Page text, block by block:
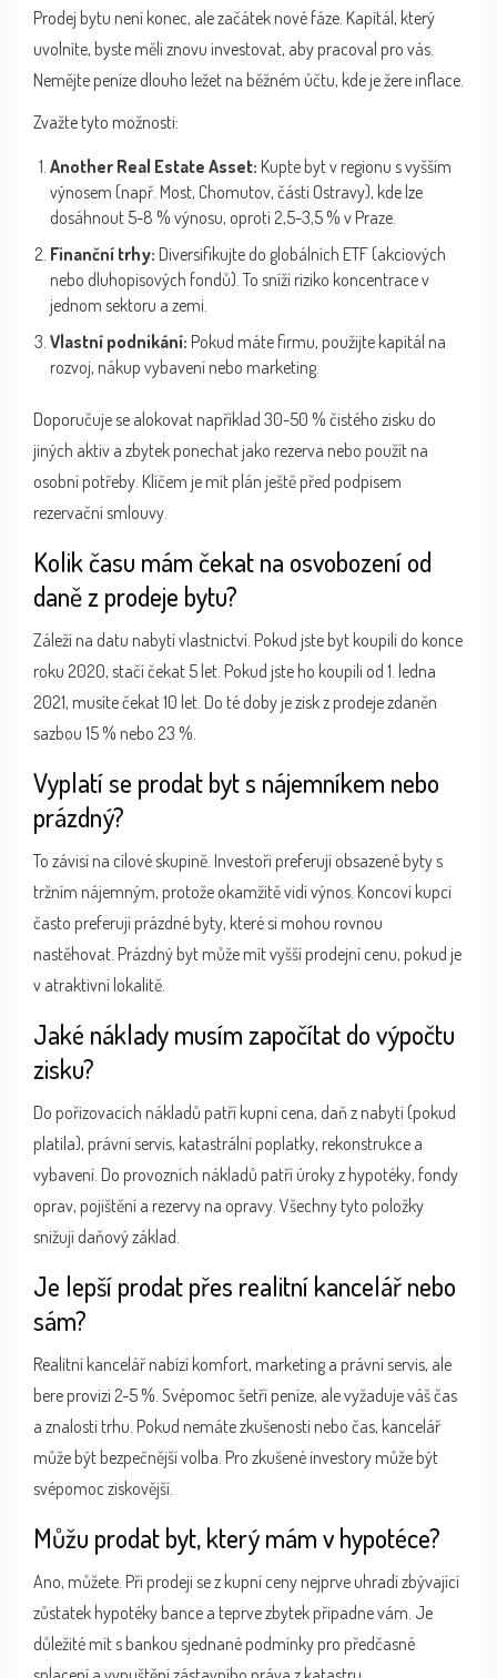
Prodej bytu není konec, ale začátek nové fáze. Kapitál, který
uvolníte, byste měli znovu investovat, aby pracoval pro vás.
Nemějte peníze dlouho ležet na běžném účtu, kde je žere inflace.
Zvažte tyto možnosti:
Another Real Estate Asset: Kupte byt v regionu s vyšším
výnosem (např. Most, Chomutov, části Ostravy), kde lze
dosáhnout 5-8 % výnosu, oproti 2,5-3,5 % v Praze.
Finanční trhy: Diversifikujte do globálních ETF (akciových
nebo dluhopisových fondů). To sníží riziko koncentrace v
jednom sektoru a zemi.
Vlastní podnikání: Pokud máte firmu, použijte kapitál na
rozvoj, nákup vybavení nebo marketing.
Doporučuje se alokovat například 30-50 % čistého zisku do
jiných aktiv a zbytek ponechat jako rezerva nebo použít na
osobní potřeby. Klíčem je mít plán ještě před podpisem
rezervační smlouvy.
Kolik času mám čekat na osvobození od
daně z prodeje bytu?
Záleží na datu nabytí vlastnictví. Pokud jste byt koupili do konce
roku 2020, stačí čekat 5 let. Pokud jste ho koupili od 1. ledna
2021, musíte čekat 10 let. Do té doby je zisk z prodeje zdaněn
sazbou 15 % nebo 23 %.
Vyplatí se prodat byt s nájemníkem nebo
prázdný?
To závisí na cílové skupině. Investoři preferují obsazené byty s
tržním nájemným, protože okamžitě vidí výnos. Koncoví kupci
často preferují prázdné byty, které si mohou rovnou
nastěhovat. Prázdný byt může mít vyšší prodejní cenu, pokud je
v atraktivní lokalitě.
Jaké náklady musím započítat do výpočtu
zisku?
Do pořizovacích nákladů patří kupní cena, daň z nabytí (pokud
platila), právní servis, katastrální poplatky, rekonstrukce a
vybavení. Do provozních nákladů patří úroky z hypotéky, fondy
oprav, pojištění a rezervy na opravy. Všechny tyto položky
snižují daňový základ.
Je lepší prodat přes realitní kancelář nebo
sám?
Realitní kancelář nabízí komfort, marketing a právní servis, ale
bere provizi 2-5 %. Svépomoc šetří peníze, ale vyžaduje váš čas
a znalosti trhu. Pokud nemáte zkušenosti nebo čas, kancelář
může být bezpečnější volba. Pro zkušené investory může být
svépomoc ziskovější.
Můžu prodat byt, který mám v hypotéce?
Ano, můžete. Při prodeji se z kupní ceny nejprve uhradí zbývající
zůstatek hypotéky bance a teprve zbytek připadne vám. Je
důležité mít s bankou sjednané podmínky pro předčasné